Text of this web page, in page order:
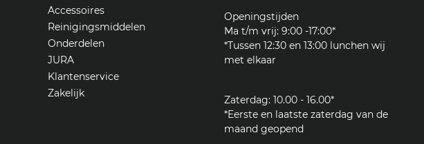
Accessoires
Reinigingsmiddelen
Onderdelen
JURA
Klantenservice
Zakelijk
Openingstijden
Ma t/m vrij: 9:00 -17:00*
*Tussen 12:30 en 13:00 lunchen wij
met elkaar
Zaterdag: 10.00 - 16.00*
*Eerste en laatste zaterdag van de
maand geopend